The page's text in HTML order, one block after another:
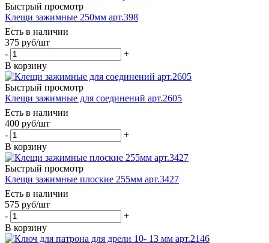
Быстрый просмотр
Клещи зажимные 250мм арт.398
Есть в наличии
375 руб/шт
-
+
В корзину
Быстрый просмотр
Клещи зажимные для соединений арт.2605
Есть в наличии
400 руб/шт
-
+
В корзину
Быстрый просмотр
Клещи зажимные плоские 255мм арт.3427
Есть в наличии
575 руб/шт
-
+
В корзину